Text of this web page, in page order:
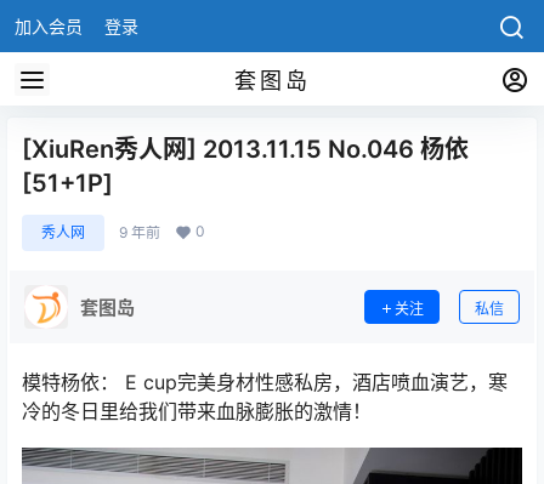
加入会员 登录
套图岛
[XiuRen秀人网] 2013.11.15 No.046 杨依
[51+1P]
秀人网 9 年前 0
套图岛 关注 私信
模特杨依： E cup完美身材性感私房，酒店喷血演艺，寒
冷的冬日里给我们带来血脉膨胀的激情！